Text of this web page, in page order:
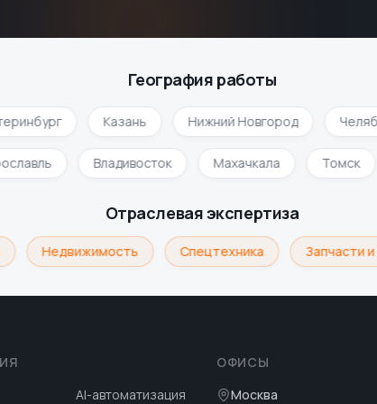
География работы
Казань Нижний Новгород
Владивосток Махачкала Томск
Отраслевая экспертиза
Недвижимость Спецтехника Запчасти
AI-автоматизация
ОФИСЫ
Москва